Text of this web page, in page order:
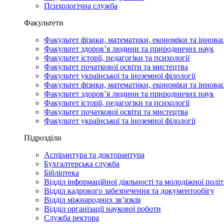
Психологічна служба
Факультети
Факультет фізики, математики, економіки та
Факультет здоров’я людини та природничих наук
Факультет історії, педагогіки та психології
Факультет початкової освіти та мистецтва
Факультет української та іноземної філології
Факультет фізики, математики, економіки та
Факультет здоров’я людини та природничих наук
Факультет історії, педагогіки та психології
Факультет початкової освіти та мистецтва
Факультет української та іноземної філології
Підрозділи
Аспірантура та докторантура
Бухгалтерська служба
Бібліотека
Відділ інформаційної діяльності та молодіжної
Відділ кадрового забезпечення та документообігу
Відділ міжнародних зв’язків
Відділ організації наукової роботи
Служба ректора